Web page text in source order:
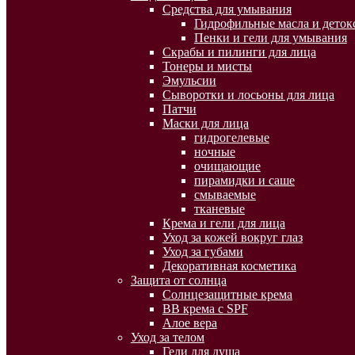
Средства для умывания
Гидрофильные масла и
Пенки и гели для умывания
Скрабы и пилинги для лица
Тонеры и мисты
Эмульсии
Сыворотки и лосьоны для лица
Патчи
Маски для лица
гидрогелевые
ночные
очищающие
пирамидки и саше
смываемые
тканевые
Крема и гели для лица
Уход за кожей вокруг глаз
Уход за губами
Декоративная косметика
Защита от солнца
Солнцезащитные крема
BB крема с SPF
Алое вера
Уход за телом
Гели для душа